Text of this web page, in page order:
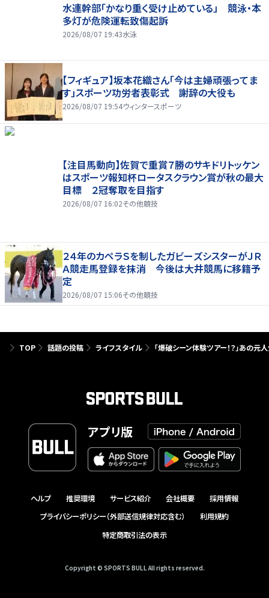
水連幹部「かなり重く受け止めている」 競泳・本
多灯が危険運転致傷起訴
2026/08/07 19:43水泳
【フィギュア】坂本花織さん「今は主婦頑張ってま
す」スポーツ功労者表彰式 謝辞の大役も
2026/08/07 19:54ウィンタースポーツ
【注目馬動向】佐賀で重賞７勝のサキドリトッケン
はスポーツ報知杯ロータスクラウン賞が秋の最大
目標 ２冠奪取を目指す
2026/08/07 16:02その他競技
２４年のカペラＳを制したガビーズシスターがＪＲ
Ａ競走馬登録を抹消 今後は大井競馬に移籍予
定
2026/08/07 15:06その他競技
TOP 話題の投稿 ライフスタイル 「爆破シーン体験ツアー！？」あの
アプリ版
ヘルプ 推奨環境 サービス紹介 会社概要
採用情報
プライバシーポリシー（外部送信規律対応含む）
利用規約
特定商取引法の表示
Copyright © SPORTS BULL All rights reserved.